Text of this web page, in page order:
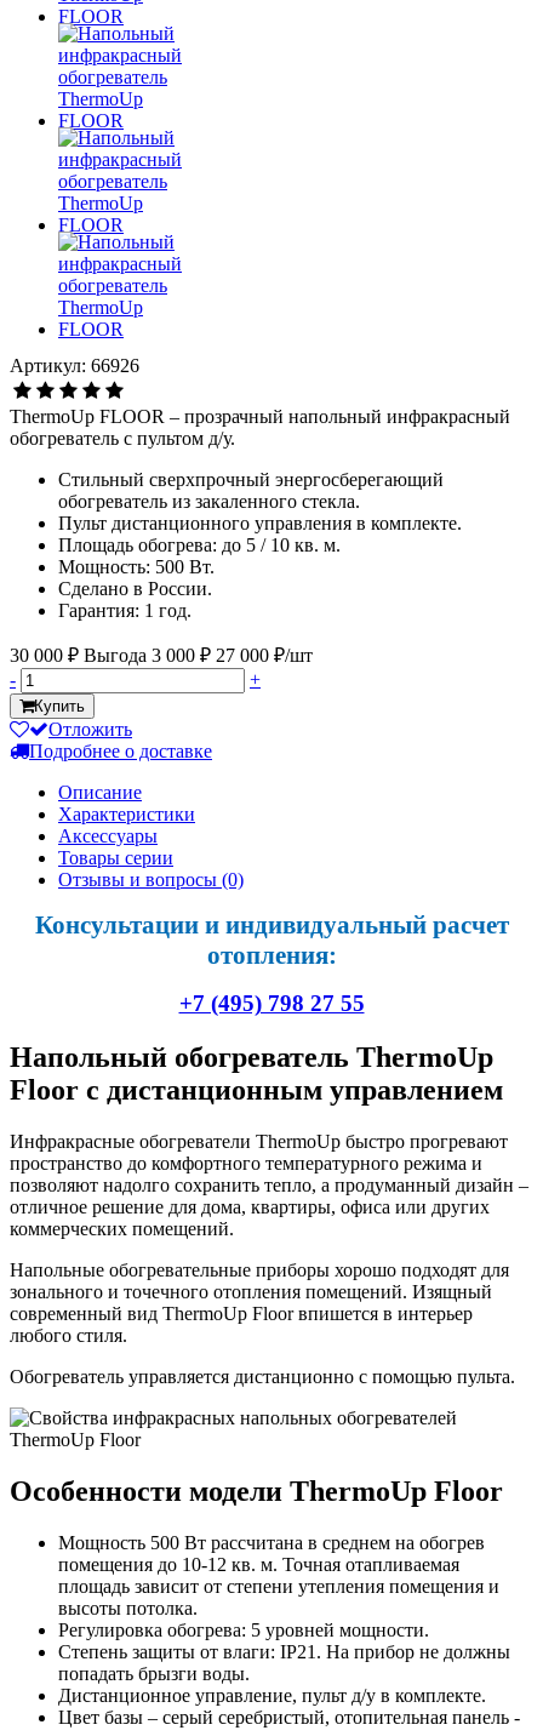
Артикул: 66926
ThermoUp FLOOR – прозрачный напольный инфракрасный
обогреватель с пультом д/у.
Стильный сверхпрочный энергосберегающий
обогреватель из закаленного стекла.
Пульт дистанционного управления в комплекте.
Площадь обогрева: до 5 / 10 кв. м.
Мощность: 500 Вт.
Сделано в России.
Гарантия: 1 год.
30 000 ₽ Выгода 3 000 ₽ 27 000 ₽/шт
-
+
Купить
Отложить
Подробнее о доставке
Описание
Характеристики
Аксессуары
Товары серии
Отзывы и вопросы (0)
Консультации и индивидуальный расчет
отопления:
+7 (495) 798 27 55
Напольный обогреватель ThermoUp
Floor с дистанционным управлением
Инфракрасные обогреватели ThermoUp быстро прогревают
пространство до комфортного температурного режима и
позволяют надолго сохранить тепло, а продуманный дизайн –
отличное решение для дома, квартиры, офиса или других
коммерческих помещений.
Напольные обогревательные приборы хорошо подходят для
зонального и точечного отопления помещений. Изящный
современный вид ThermoUp Floor впишется в интерьер
любого стиля.
Обогреватель управляется дистанционно с помощью пульта.
Особенности модели ThermoUp Floor
Мощность 500 Вт рассчитана в среднем на обогрев
помещения до 10-12 кв. м. Точная отапливаемая
площадь зависит от степени утепления помещения и
высоты потолка.
Регулировка обогрева: 5 уровней мощности.
Степень защиты от влаги: IP21. На прибор не должны
попадать брызги воды.
Дистанционное управление, пульт д/у в комплекте.
Цвет базы – серый серебристый, отопительная панель -